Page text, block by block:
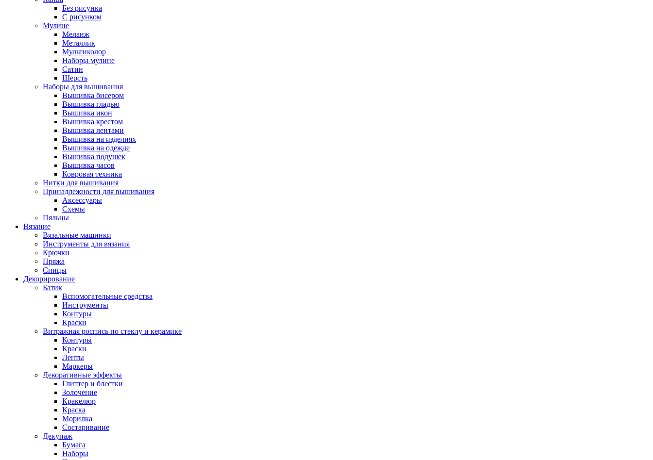
Без рисунка
С рисунком
Мулине
Меланж
Металлик
Мультиколор
Наборы мулине
Сатин
Шерсть
Наборы для вышивания
Вышивка бисером
Вышивка гладью
Вышивка икон
Вышивка крестом
Вышивка лентами
Вышивка на изделиях
Вышивка на одежде
Вышивка подушек
Вышивка часов
Ковровая техника
Нитки для вышивания
Принадлежности для вышивания
Аксессуары
Схемы
Пяльцы
Вязание
Вязальные машинки
Инструменты для вязания
Крючки
Пряжа
Спицы
Декорирование
Батик
Вспомогательные средства
Инструменты
Контуры
Краски
Витражная роспись по стеклу и керамике
Контуры
Краски
Ленты
Маркеры
Декоративные эффекты
Глиттер и блестки
Золочение
Кракелюр
Краска
Морилка
Состаривание
Декупаж
Бумага
Наборы